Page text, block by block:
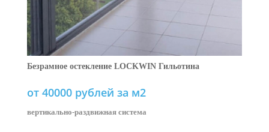
Безрамное остекление LOCKWIN Гильотина
от 40000 рублей за м2
вертикально-раздвижная система